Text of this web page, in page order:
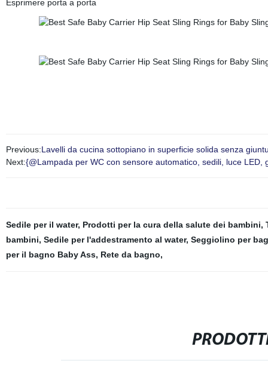
Esprimere porta a porta
Previous:Lavelli da cucina sottopiano in superficie solida senza
Next:{@Lampada per WC con sensore automatico, sedili, luce LED,
Sedile per il water, Prodotti per la cura della salute dei bambini,
bambini, Sedile per l'addestramento al water, Seggiolino per
per il bagno Baby Ass, Rete da bagno,